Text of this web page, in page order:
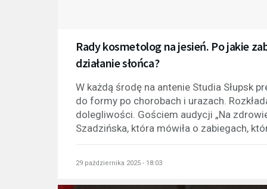
Rady kosmetolog na jesień. Po jakie
działanie słońca?
W każdą środę na antenie Studia Słupsk
do formy po chorobach i urazach.
dolegliwości. Gościem audycji „Na
Szadzińska, która mówiła o zabiegach,
29 października 2025 - 18:03